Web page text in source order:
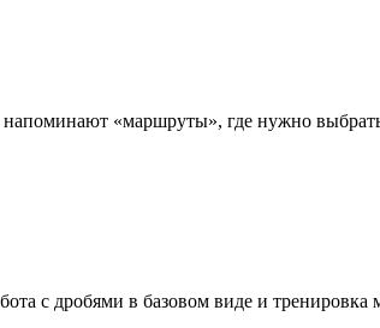
напоминают «маршруты», где нужно
с дробями в базовом виде и тренировка